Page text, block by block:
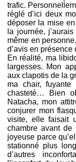
trafic.
réglé d’ici deux
déposer la mise
la journée,
même en
d’avis en
En réalité, ma
largesses. Mon
aux clapotis de la
ma chair,
chasteté… Bien
Natacha, mon
conjurer mon
visite, elle faisait
chambre avant de
joyeuse parce
stationné plus
d’autres